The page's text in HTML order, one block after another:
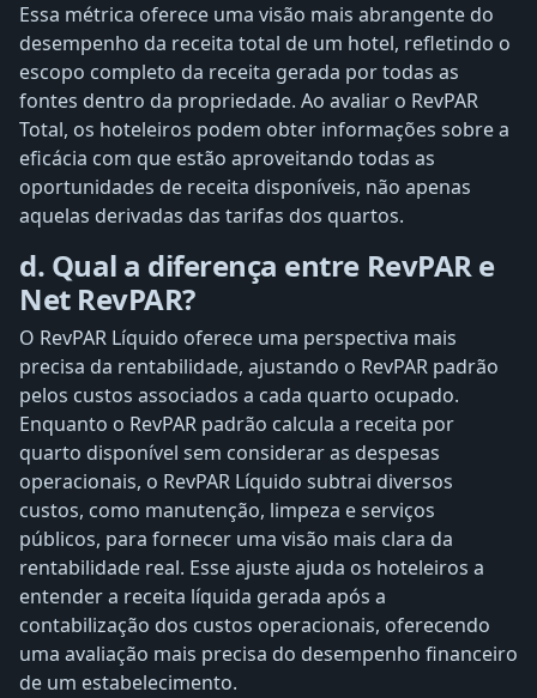
Essa métrica oferece uma visão mais abrangente do
desempenho da receita total de um hotel, refletindo o
escopo completo da receita gerada por todas as
fontes dentro da propriedade. Ao avaliar o RevPAR
Total, os hoteleiros podem obter informações sobre a
eficácia com que estão aproveitando todas as
oportunidades de receita disponíveis, não apenas
aquelas derivadas das tarifas dos quartos.
d. Qual a diferença entre RevPAR e
Net RevPAR?
O RevPAR Líquido oferece uma perspectiva mais
precisa da rentabilidade, ajustando o RevPAR padrão
pelos custos associados a cada quarto ocupado.
Enquanto o RevPAR padrão calcula a receita por
quarto disponível sem considerar as despesas
operacionais, o RevPAR Líquido subtrai diversos
custos, como manutenção, limpeza e serviços
públicos, para fornecer uma visão mais clara da
rentabilidade real. Esse ajuste ajuda os hoteleiros a
entender a receita líquida gerada após a
contabilização dos custos operacionais, oferecendo
uma avaliação mais precisa do desempenho financeiro
de um estabelecimento.